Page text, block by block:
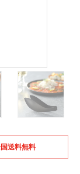
送料無料